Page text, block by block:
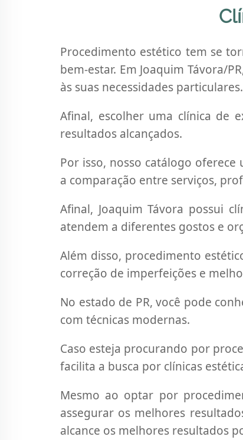
Procedimento estético tem se
bem-estar. Em Joaquim Távora/
às suas necessidades particulares.
Afinal, escolher uma clínica de
resultados alcançados.
Por isso, nosso catálogo
a comparação entre serviços,
Afinal, Joaquim Távora possui
atendem a diferentes gostos e
Além disso, procedimento
correção de imperfeições e
No estado de PR, você pode
com técnicas modernas.
Caso esteja procurando por
facilita a busca por clínicas
Mesmo ao optar por
assegurar os melhores
alcance os melhores resultados